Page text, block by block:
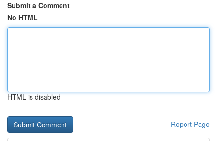
Submit a Comment
No HTML
HTML is disabled
Report Page